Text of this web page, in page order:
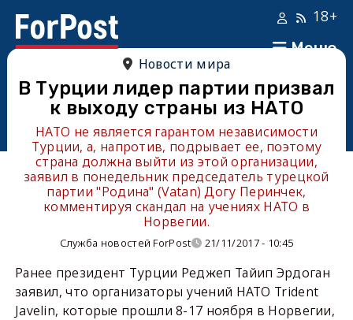
Меню
18+
Новости мира
В Турции лидер партии призвал
к выходу страны из НАТО
НАТО не является гарантом независимости
Турции, а, напротив, подрывает ее, поэтому
страна должна выйти из этой организации,
заявил в понедельник председатель турецкой
партии "Родина" (Vatan) Догу Перинчек,
комментируя скандал на учениях НАТО в
Норвегии.
Служба новостей ForPost 21/11/2017 - 10:45
Ранее президент Турции Реджеп Тайип Эрдоган
заявил, что организаторы учений НАТО Trident
Javelin, которые прошли 8-17 ноября в Норвегии,